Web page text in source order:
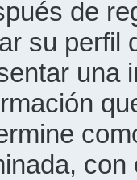
de
su perfil
una